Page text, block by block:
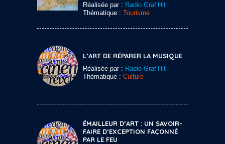
Réalisée par : Radio Graf’Hit
Thématique : Tourisme
L’ART DE RÉPARER LA MUSIQUE
Réalisée par : Radio Graf’Hit
Thématique : Culture
ÉMAILLEUR D’ART : UN SAVOIR-
FAIRE D’EXCEPTION FAÇONNÉ
PAR LE FEU